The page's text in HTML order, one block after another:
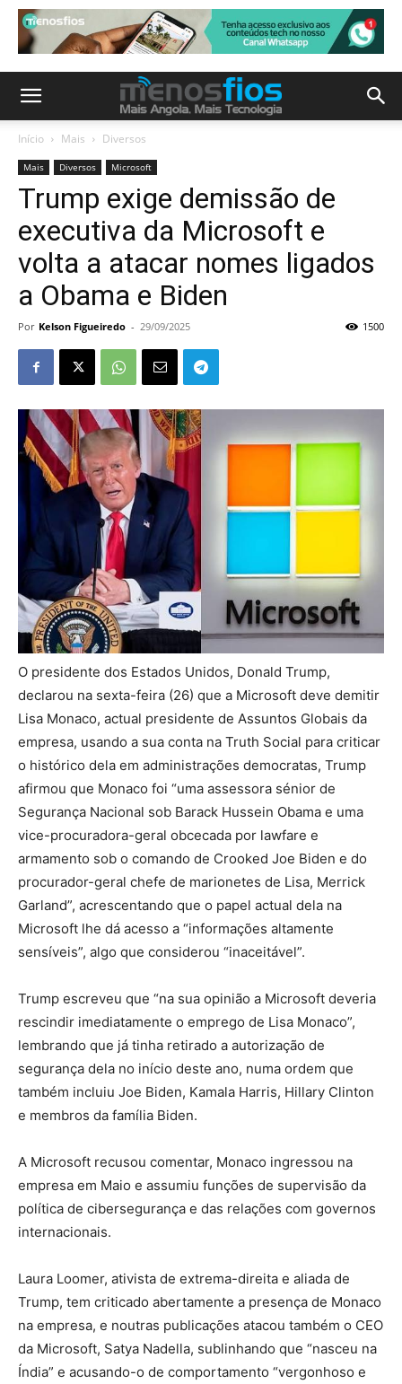
Início Mais Diversos
Mais Diversos Microsoft
Trump exige demissão de
executiva da Microsoft e
volta a atacar nomes ligados
a Obama e Biden
Por Kelson Figueiredo - 29/09/2025 1500
O presidente dos Estados Unidos, Donald Trump,
declarou na sexta-feira (26) que a Microsoft deve demitir
Lisa Monaco, actual presidente de Assuntos Globais da
empresa, usando a sua conta na Truth Social para criticar
o histórico dela em administrações democratas, Trump
afirmou que Monaco foi “uma assessora sénior de
Segurança Nacional sob Barack Hussein Obama e uma
vice-procuradora-geral obcecada por lawfare e
armamento sob o comando de Crooked Joe Biden e do
procurador-geral chefe de marionetes de Lisa, Merrick
Garland”, acrescentando que o papel actual dela na
Microsoft lhe dá acesso a “informações altamente
sensíveis”, algo que considerou “inaceitável”.
Trump escreveu que “na sua opinião a Microsoft deveria
rescindir imediatamente o emprego de Lisa Monaco”,
lembrando que já tinha retirado a autorização de
segurança dela no início deste ano, numa ordem que
também incluiu Joe Biden, Kamala Harris, Hillary Clinton
e membros da família Biden.
A Microsoft recusou comentar, Monaco ingressou na
empresa em Maio e assumiu funções de supervisão da
política de cibersegurança e das relações com governos
internacionais.
Laura Loomer, ativista de extrema-direita e aliada de
Trump, tem criticado abertamente a presença de Monaco
na empresa, e noutras publicações atacou também o CEO
da Microsoft, Satya Nadella, sublinhando que “nasceu na
Índia” e acusando-o de comportamento “vergonhoso e